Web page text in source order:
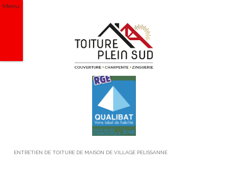
Menu
ENTRETIEN DE TOITURE DE MAISON DE VILLAGE PELISSANNE